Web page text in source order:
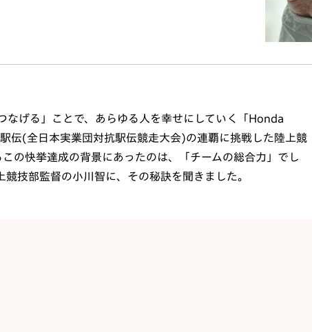
なげる」ことで、あらゆる人を幸せにしていく「Honda
伝(全日本実業団対抗駅伝競走大会)の連覇に挑戦した陸上競
の快挙達成の背景にあったのは、「チームの総合力」でし
技部監督の小川智に、その秘訣を聞きました。